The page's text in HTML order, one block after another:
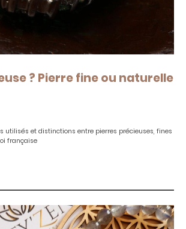
? Pierre fine ou naturelle
utilisés et distinctions entre pierres précieuses, fines
française